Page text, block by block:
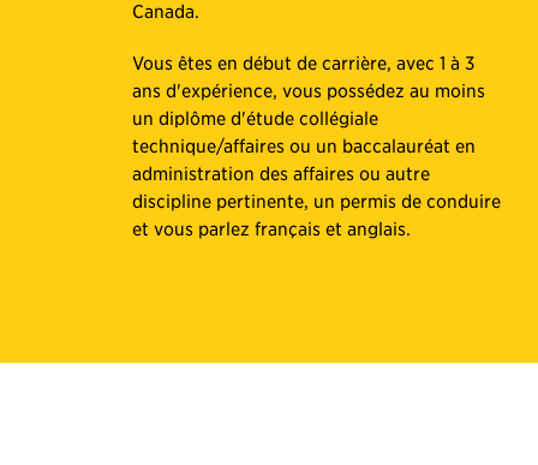
Canada.
Vous êtes en début de carrière, avec 1 à 3
ans d'expérience, vous possédez au moins
un diplôme d'étude collégiale
technique/affaires ou un baccalauréat en
administration des affaires ou autre
discipline pertinente, un permis de conduire
et vous parlez français et anglais.